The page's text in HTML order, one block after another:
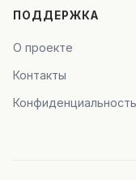
ПОДДЕРЖКА
О проекте
Контакты
Конфиденциальность